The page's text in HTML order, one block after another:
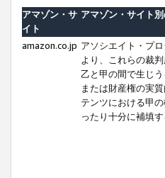
アマゾン・サ
イト
アマゾン・サイト
amazon.co.jp アソシエイト・プ
より、これらの裁
乙と甲の間で生じ
または財産権の実
テンツにおける甲
ったり十分に補填